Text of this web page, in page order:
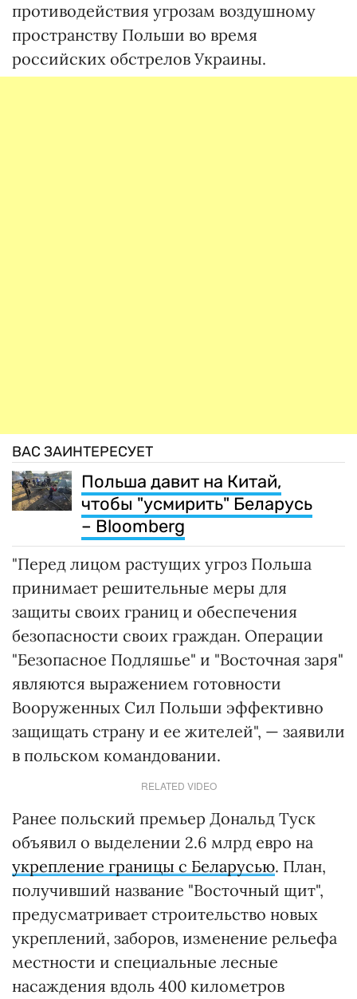
противодействия угрозам воздушному
пространству Польши во время
российских обстрелов Украины.
ВАС ЗАИНТЕРЕСУЕТ
Польша давит на Китай,
чтобы "усмирить" Беларусь
– Bloomberg
"Перед лицом растущих угроз Польша
принимает решительные меры для
защиты своих границ и обеспечения
безопасности своих граждан. Операции
"Безопасное Подляшье" и "Восточная заря"
являются выражением готовности
Вооруженных Сил Польши эффективно
защищать страну и ее жителей", — заявили
в польском командовании.
RELATED VIDEO
Ранее польский премьер Дональд Туск
объявил о выделении 2.6 млрд евро на
укрепление границы с Беларусью. План,
получивший название "Восточный щит",
предусматривает строительство новых
укреплений, заборов, изменение рельефа
местности и специальные лесные
насаждения вдоль 400 километров